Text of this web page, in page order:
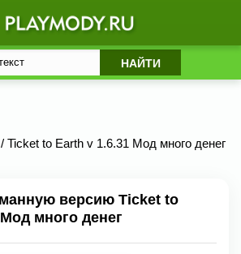
/ Ticket to Earth v 1.6.31 Мод много денег
версию Ticket to
много денег